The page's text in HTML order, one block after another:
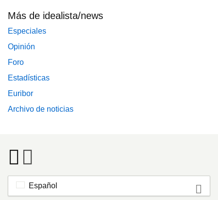
Más de idealista/news
Especiales
Opinión
Foro
Estadísticas
Euribor
Archivo de noticias
Español